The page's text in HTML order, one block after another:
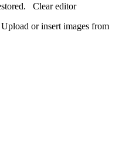
Clear editor
or insert images from